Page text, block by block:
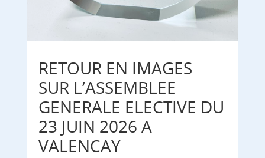
RETOUR EN IMAGES
SUR L’ASSEMBLEE
GENERALE ELECTIVE DU
23 JUIN 2026 A
VALENCAY